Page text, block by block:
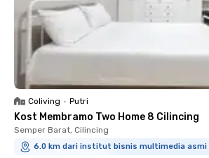
Coliving • Putri
Kost Membramo Two Home 8 Cilincing
Semper Barat, Cilincing
6.0 km dari institut bisnis multimedia asmi